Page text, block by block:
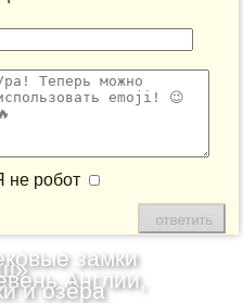
не робот
замки
Англии,
и озёра